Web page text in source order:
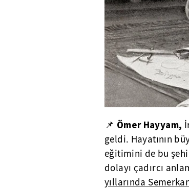
📌 Ömer Hayyam,
geldi. Hayatının
eğitimini de bu
dolayı çadırcı
yıllarında